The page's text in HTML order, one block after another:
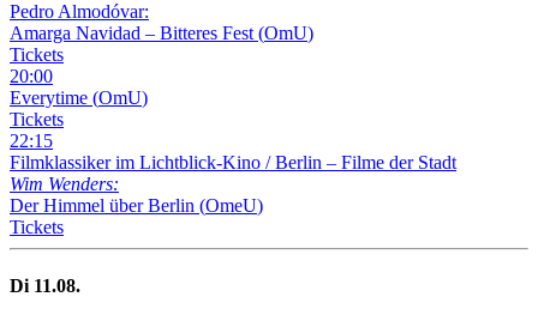
Pedro Almodóvar:
Amarga Navidad – Bitteres Fest (OmU)
Tickets
20:00
Everytime (OmU)
Tickets
22:15
Filmklassiker im Lichtblick-Kino /Berlin – Filme der Stadt
Wim Wenders:
Der Himmel über Berlin (OmeU)
Tickets
Di 11.08.